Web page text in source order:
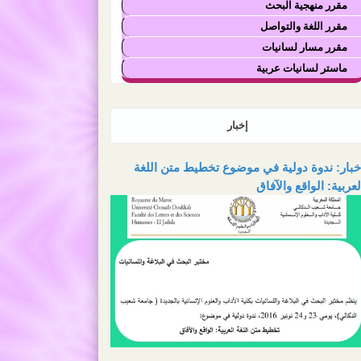
مقرر منهجية البحث
مقرر اللغة والتواصل
مقرر مسار لسانيات
ماستر لسانيات عربية
إخبار
ندوة دولية في موضوع تخطيط متن اللغة
الواقع والآفاق